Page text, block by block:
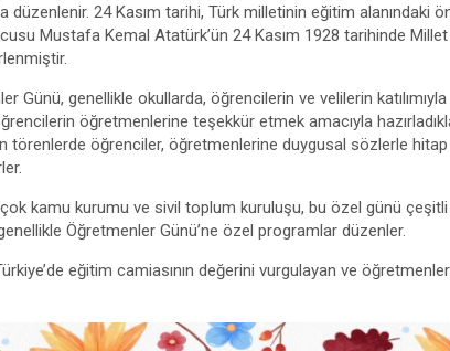
düzenlenir. 24 Kasım tarihi, Türk milletinin eğitim alanındaki
Mustafa Kemal Atatürk’ün 24 Kasım 1928 tarihinde
Günü, genellikle okullarda, öğrencilerin ve velilerin
öğretmenlerine teşekkür etmek amacıyla
törenlerde öğrenciler, öğretmenlerine duygusal sözlerle
kamu kurumu ve sivil toplum kuruluşu, bu özel günü
Öğretmenler Günü’ne özel programlar düzenler.
eğitim camiasının değerini vurgulayan ve